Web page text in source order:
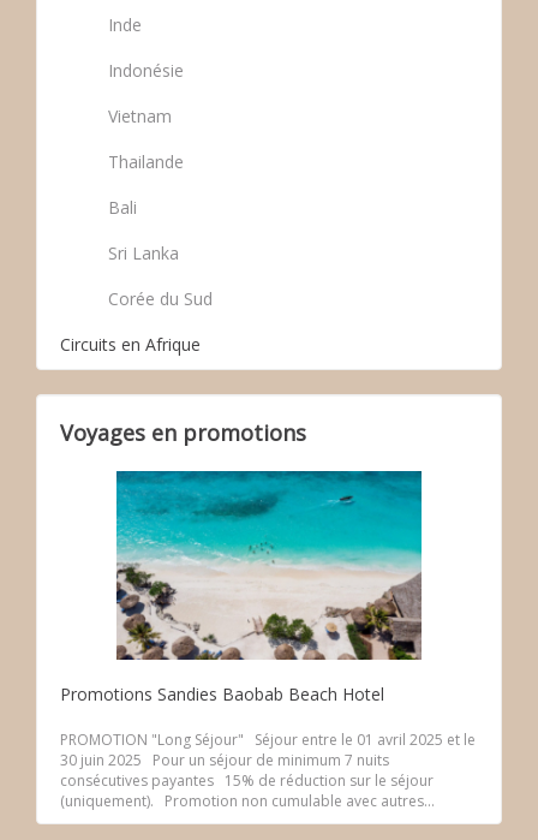
Inde
Indonésie
Vietnam
Thailande
Bali
Sri Lanka
Corée du Sud
Circuits en Afrique
Voyages en promotions
Promotions Sandies Baobab Beach Hotel
PROMOTION "Long Séjour" Séjour entre le 01 avril 2025 et le
30 juin 2025 Pour un séjour de minimum 7 nuits
consécutives payantes 15% de réduction sur le séjour
(uniquement). Promotion non cumulable avec autres...